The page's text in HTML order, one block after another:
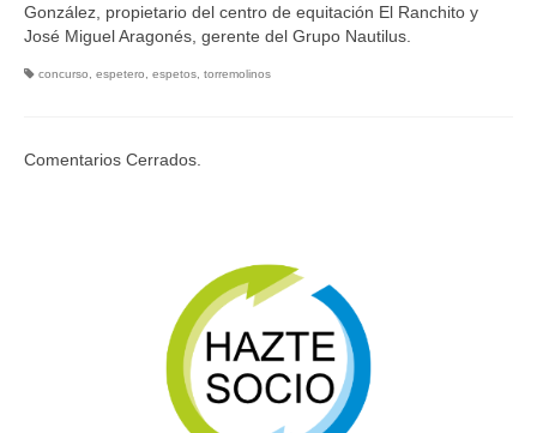
González, propietario del centro de equitación El Ranchito y
José Miguel Aragonés, gerente del Grupo Nautilus.
concurso, espetero, espetos, torremolinos
Comentarios Cerrados.